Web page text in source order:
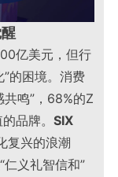
亿美元，但行
”的困境。消费
共鸣”，68%的Z
品牌。SIX
复兴的浪潮
仁义礼智信和”